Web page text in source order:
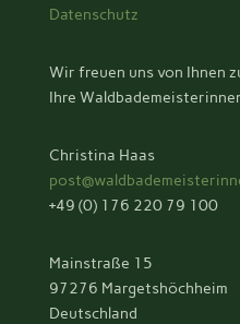
Datenschutz
Wir freuen uns von Ihnen
Ihre
Christina Haas
+49 (0) 176 220 79 100
Mainstraße 15
97276 Margetshöchheim
Deutschland